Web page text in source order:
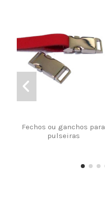
Fechos ou ganchos para
pulseiras